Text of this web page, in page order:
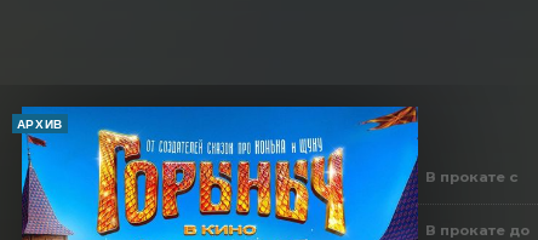
АРХИВ
В прокате с
В прокате до